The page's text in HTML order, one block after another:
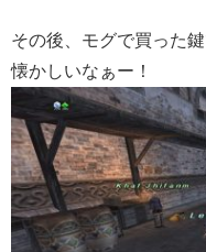
その後、モグで買った鍵
懐かしいなぁー！